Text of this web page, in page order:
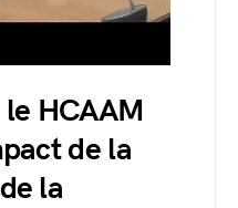
HCAAM
de la
la